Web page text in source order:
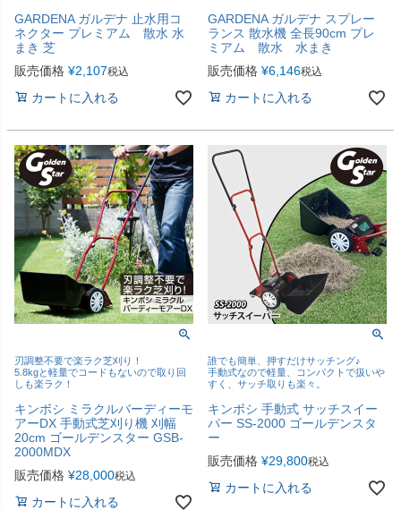
GARDENA ガルデナ 止水用コ
ネクター プレミアム 散水 水
まき 芝
販売価格 ¥2,107税込
カートに入れる
GARDENA ガルデナ スプレー
ランス 散水機 全長90cm プレ
ミアム 散水 水まき
販売価格 ¥6,146税込
カートに入れる
刃調整不要で楽ラク芝刈り！
5.8kgと軽量でコードもないので取り回
しも楽ラク！
キンボシ ミラクルバーディーモ
アーDX 手動式芝刈り機 刈幅
20cm ゴールデンスター GSB-
2000MDX
販売価格 ¥28,000税込
カートに入れる
誰でも簡単、押すだけサッチング♪
手動式なので軽量、コンパクトで扱いや
すく、サッチ取りも楽々。
キンボシ 手動式 サッチスイー
パー SS-2000 ゴールデンスタ
ー
販売価格 ¥29,800税込
カートに入れる